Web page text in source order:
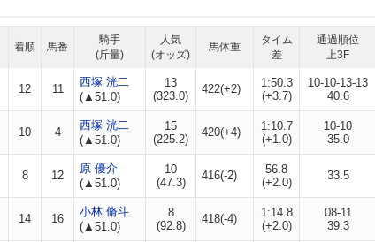
着順 馬番
騎手
(斤量)
人気
(オッズ)
馬体重
タイム
差
通過順位
上3F
12 11
西塚 洸二
(▲51.0)
13
(323.0)
422(+2)
1:50.3
(+3.7)
10-10-13-13
40.6
10 4
西塚 洸二
(▲51.0)
15
(225.2)
420(+4)
1:10.7
(+1.0)
10-10
35.0
8 12
原 優介
(▲51.0)
10
(47.3)
416(-2)
56.8
(+2.0)
33.5
14 16
小林 脩斗
(▲51.0)
8
(92.8)
418(-4)
1:14.8
(+2.0)
08-11
39.3